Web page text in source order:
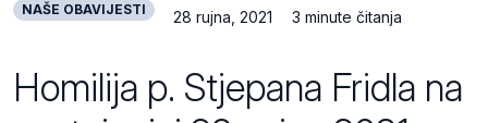
NAŠE OBAVIJESTI 28 rujna, 2021 3 minute čitanja
Homilija p. Stjepana Fridla na